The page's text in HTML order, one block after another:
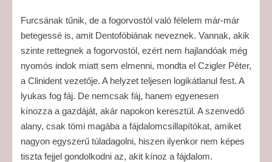
Furcsának tűnik, de a fogorvostól való félelem már-már
betegessé is, amit Dentofóbiának neveznek. Vannak, akik
szinte rettegnek a fogorvostól, ezért nem hajlandóak még
nyomós indok miatt sem elmenni, mondta el Czigler Péter,
a Clinident vezetője. A helyzet teljesen logikátlanul fest. A
lyukas fog fáj. De nemcsak fáj, hanem egyenesen
kínozza a gazdáját, akár napokon keresztül. A szenvedő
alany, csak tömi magába a fájdalomcsillapítókat, amiket
nagyon egyszerű túladagolni, hiszen ilyenkor nem képes
tiszta fejjel gondolkodni az, akit kínoz a fájdalom.